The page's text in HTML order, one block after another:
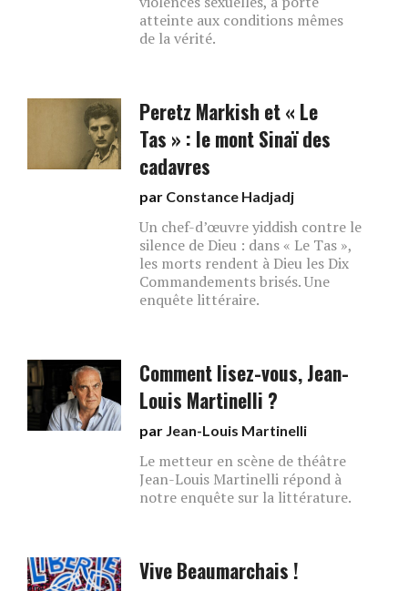
atteinte aux conditions mêmes
de la vérité.
Peretz Markish et « Le
Tas » : le mont Sinaï des
cadavres
par Constance Hadjadj
Un chef-d’œuvre yiddish contre le
silence de Dieu : dans « Le Tas »,
les morts rendent à Dieu les Dix
Commandements brisés. Une
enquête littéraire.
Comment lisez-vous, Jean-
Louis Martinelli ?
par Jean-Louis Martinelli
Le metteur en scène de théâtre
Jean-Louis Martinelli répond à
notre enquête sur la littérature.
Vive Beaumarchais !